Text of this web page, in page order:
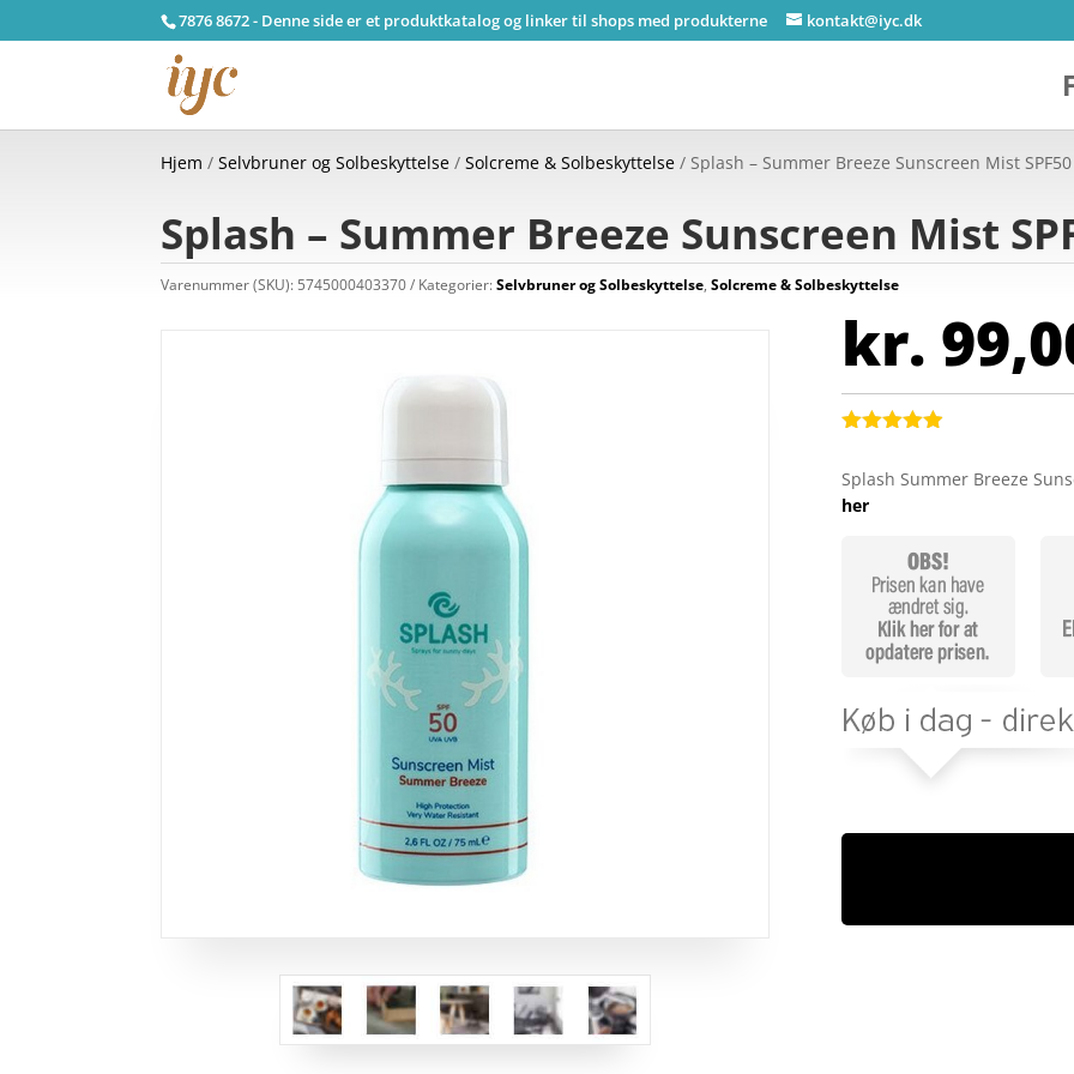
7876 8672 - Denne side er et produktkatalog og linker til shops med produkterne kontakt@iyc.dk
Hjem /Selvbruner og Solbeskyttelse /Solcreme & Solbeskyttelse / Splash – Summer Breeze Sunscreen Mist
Splash – Summer Breeze Sunscreen Mist
Varenummer (SKU): 5745000403370 Kategorier:Selvbruner og Solbeskyttelse,Solcreme & Solbeskyttelse
kr.
ud af 5
baseret på
Splash Summer Breeze
her